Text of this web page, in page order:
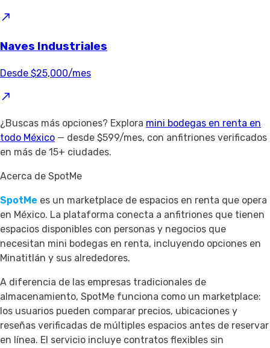
Naves Industriales
Desde $25,000/mes
¿Buscas más opciones? Explora mini bodegas en renta en
todo México — desde $599/mes, con anfitriones verificados
en más de 15+ ciudades.
Acerca de SpotMe
SpotMe es un marketplace de espacios en renta que opera
en México. La plataforma conecta a anfitriones que tienen
espacios disponibles con personas y negocios que
necesitan mini bodegas en renta, incluyendo opciones en
Minatitlán y sus alrededores.
A diferencia de las empresas tradicionales de
almacenamiento, SpotMe funciona como un marketplace:
los usuarios pueden comparar precios, ubicaciones y
reseñas verificadas de múltiples espacios antes de reservar
en línea. El servicio incluye contratos flexibles sin